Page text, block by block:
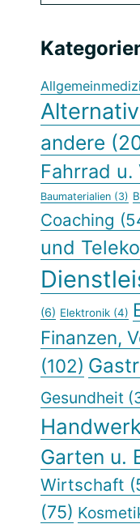
andere
Fahrrad u.
Baumaterialien (3)
Coaching
und
(6) Elektronik (4)
Finanzen,
(102)
Gesundheit
Handwerk
Garten u.
Wirtschaft
(75)